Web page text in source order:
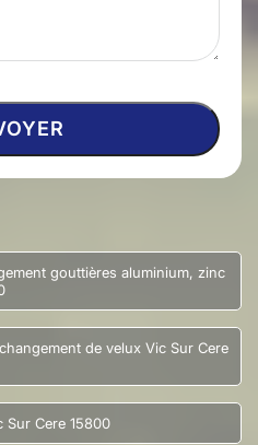
gouttières aluminium, zinc
de velux Vic Sur Cere
Sur Cere 15800